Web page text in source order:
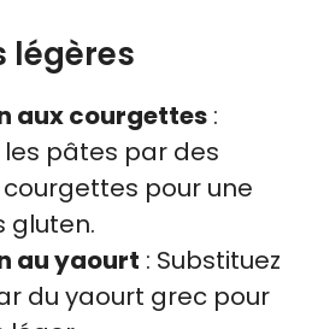
légères
aux courgettes :
les pâtes par des
pour une
gluten.
au yaourt : Substituez
du yaourt grec pour